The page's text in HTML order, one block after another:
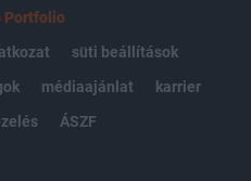
Portfolio
süti beállítások
médiaajánlat
karrier
ÁSZF